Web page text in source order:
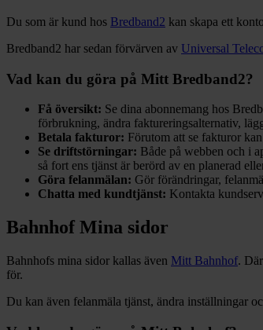
Du som är kund hos Bredband2 kan skapa ett
Bredband2 har sedan förvärven av Universal
Vad kan du göra på Mitt Bredband2?
Få översikt: Se dina abonnemang hos
förbrukning, ändra faktureringsalternativ,
Betala fakturor: Förutom att se fakturor
Se driftstörningar: Både på webben och i
så fort ens tjänst är berörd av en planerad
Göra felanmälan: Gör förändringar,
Chatta med kundtjänst: Kontakta
Bahnhof Mina sidor
Bahnhofs mina sidor kallas även Mitt Bahnhof.
för.
Du kan även felanmäla tjänst, ändra inställningar